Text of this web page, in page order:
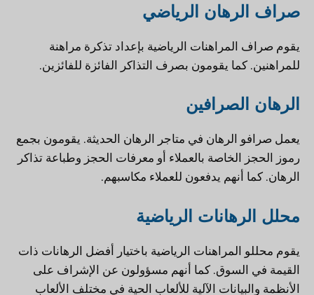
صراف الرهان الرياضي
يقوم صراف المراهنات الرياضية بإعداد تذكرة مراهنة
للمراهنين. كما يقومون بصرف التذاكر الفائزة للفائزين.
الرهان الصرافين
يعمل صرافو الرهان في متاجر الرهان الحديثة. يقومون بجمع
رموز الحجز الخاصة بالعملاء أو معرفات الحجز وطباعة تذاكر
الرهان. كما أنهم يدفعون للعملاء مكاسبهم.
محلل الرهانات الرياضية
يقوم محللو المراهنات الرياضية باختيار أفضل الرهانات ذات
القيمة في السوق. كما أنهم مسؤولون عن الإشراف على
الأنظمة والبيانات الآلية للألعاب الحية في مختلف الألعاب